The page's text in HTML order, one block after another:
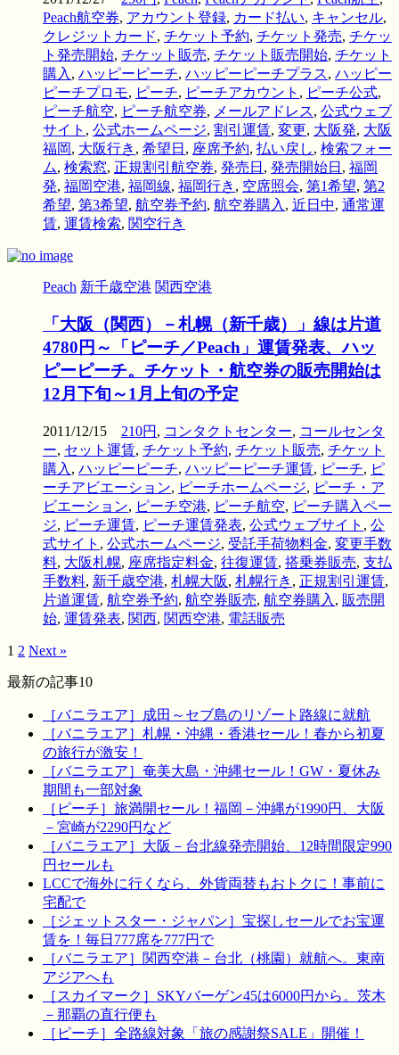
Peach航空券, アカウント登録, カード払い, キャンセル,
クレジットカード, チケット予約, チケット発売, チケッ
ト発売開始, チケット販売, チケット販売開始, チケット
購入 , ハッピーピーチ, ハッピーピーチプラス, ハッピー
ピーチプロモ, ピーチ, ピーチアカウント , ピーチ公式,
ピーチ航空, ピーチ航空券, メールアドレス, 公式ウェブ
サイト , 公式ホームページ, 割引運賃, 変更, 大阪発, 大阪
福岡, 大阪行き , 希望日 , 座席予約, 払い戻し, 検索フォー
ム, 検索窓, 正規割引航空券, 発売日 , 発売開始日 , 福岡
発, 福岡空港, 福岡線, 福岡行き , 空席照会, 第1希望, 第2
希望, 第3希望, 航空券予約, 航空券購入 , 近日中, 通常運
賃, 運賃検索, 関空行き
Peach 新千歳空港 関西空港
「大阪（関西）－札幌（新千歳）」線は片道
4780円～「ピーチ／Peach」運賃発表、ハッ
ピーピーチ。チケット・航空券の販売開始は
12月下旬～1月上旬の予定
2011/12/15 210円 , コンタクトセンター, コールセンタ
ー, セット運賃, チケット予約, チケット販売, チケット
購入 , ハッピーピーチ, ハッピーピーチ運賃, ピーチ, ピ
ーチアビエーション, ピーチホームページ, ピーチ・ア
ビエーション, ピーチ空港, ピーチ航空, ピーチ購入ペー
ジ, ピーチ運賃, ピーチ運賃発表, 公式ウェブサイト , 公
式サイト , 公式ホームページ, 受託手荷物料金, 変更手数
料, 大阪札幌, 座席指定料金, 往復運賃, 搭乗券販売, 支払
手数料, 新千歳空港, 札幌大阪, 札幌行き , 正規割引運賃,
片道運賃, 航空券予約, 航空券販売, 航空券購入 , 販売開
始, 運賃発表, 関西, 関西空港, 電話販売
1 2 Next »
最新の記事10
［バニラエア］成田～セブ島のリゾート路線に就航
［バニラエア］札幌・沖縄・香港セール！春から初夏
の旅行が激安！
［バニラエア］奄美大島・沖縄セール！GW・夏休み
期間も一部対象
［ピーチ］旅満開セール！福岡－沖縄が1990円、大阪
－宮崎が2290円など
［バニラエア］大阪－台北線発売開始、12時間限定990
円セールも
LCCで海外に行くなら、外貨両替もおトクに！事前に
宅配で
［ジェットスター・ジャパン］宝探しセールでお宝運
賃を！毎日777席を777円で
［バニラエア］関西空港－台北（桃園）就航へ。東南
アジアへも
［スカイマーク］SKYバーゲン45は6000円から。茨木
－那覇の直行便も
［ピーチ］全路線対象「旅の感謝祭SALE」開催！